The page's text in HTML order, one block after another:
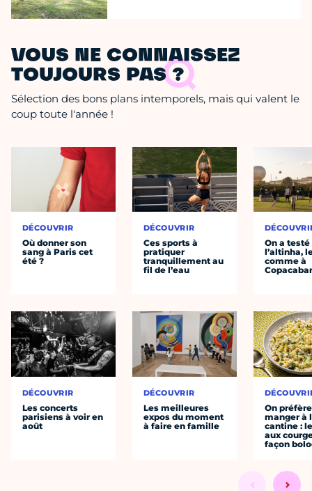
VOUS NE CONNAISSEZ
TOUJOURS PAS ?
Sélection des bons plans intemporels, mais qui valent le
coup toute l'année !
DÉCOUVRIR
Où donner son
sang à Paris cet
été ?
DÉCOUVRIR
Les concerts
parisiens à voir en
août
DÉCOUVRIR
Ces sports à
pratiquer
tranquillement au
fil de l’eau
DÉCOUVRIR
Les meilleures
expos du moment
à faire en famille
On a testé
l’altinha,
comme à
On préfère
manger à
cantine :
aux
façon